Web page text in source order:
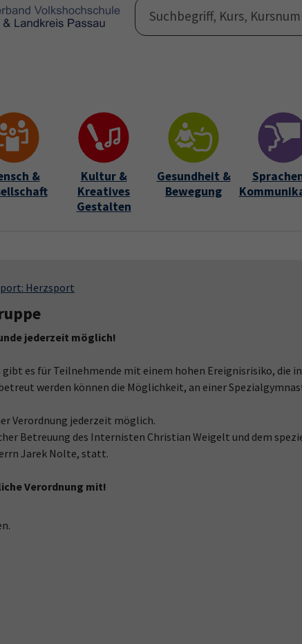
&
Kultur &
Kreatives
Gestalten
Gesundheit &
Bewegung
Herzsport
jederzeit möglich!
gibt es für Teilnehmende mit einem hohen Ereignisrisiko, die
werden können die Möglichkeit, an einer
Verordnung jederzeit möglich.
Betreuung des Internisten Christian Weigelt und dem
Jarek Nolte, statt.
Verordnung mit!